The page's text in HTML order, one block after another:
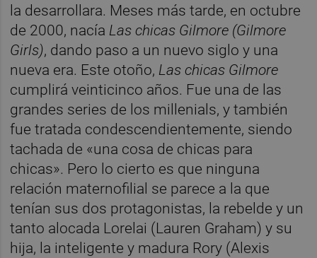
la desarrollara. Meses más tarde, en octubre
de 2000, nacía Las chicas Gilmore (Gilmore
Girls), dando paso a un nuevo siglo y una
nueva era. Este otoño, Las chicas Gilmore
cumplirá veinticinco años. Fue una de las
grandes series de los millenials, y también
fue tratada condescendientemente, siendo
tachada de «una cosa de chicas para
chicas». Pero lo cierto es que ninguna
relación maternofilial se parece a la que
tenían sus dos protagonistas, la rebelde y un
tanto alocada Lorelai (Lauren Graham) y su
hija, la inteligente y madura Rory (Alexis